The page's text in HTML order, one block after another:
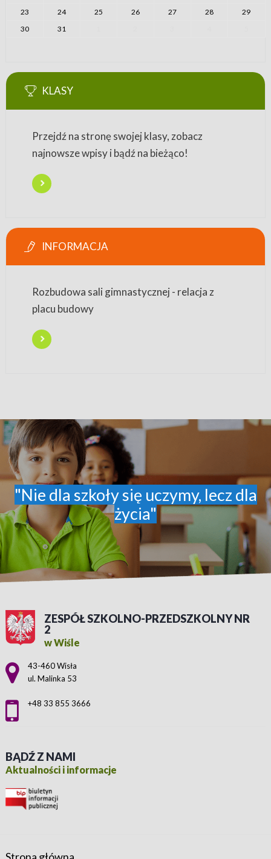
23
24 25 26 27 28
29
30
31
KLASY
Przejdź na stronę swojej klasy, zobacz
najnowsze wpisy i bądź na bieżąco!
INFORMACJA
Rozbudowa sali gimnastycznej - relacja z
placu budowy
"Nie dla szkoły się uczymy, lecz dla
życia"
ZESPÓŁ SZKOLNO-PRZEDSZKOLNY NR
2
w Wiśle
Adres pocztowy:
43-460 Wisła
ul. Malinka 53
+48 33 855 3666
BĄDŹ Z NAMI
Aktualności i informacje